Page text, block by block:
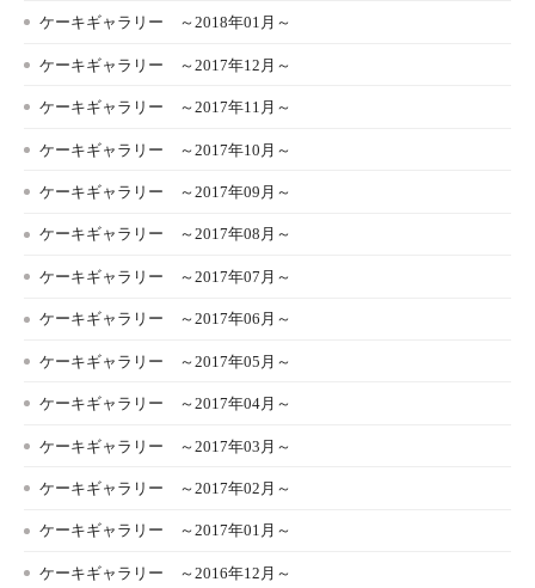
ケーキギャラリー ～2018年01月～
ケーキギャラリー ～2017年12月～
ケーキギャラリー ～2017年11月～
ケーキギャラリー ～2017年10月～
ケーキギャラリー ～2017年09月～
ケーキギャラリー ～2017年08月～
ケーキギャラリー ～2017年07月～
ケーキギャラリー ～2017年06月～
ケーキギャラリー ～2017年05月～
ケーキギャラリー ～2017年04月～
ケーキギャラリー ～2017年03月～
ケーキギャラリー ～2017年02月～
ケーキギャラリー ～2017年01月～
ケーキギャラリー ～2016年12月～